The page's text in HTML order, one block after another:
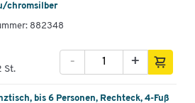
chromsilber
882348
St.
+
-
bis 6 Personen, Rechteck, 4-Fuß